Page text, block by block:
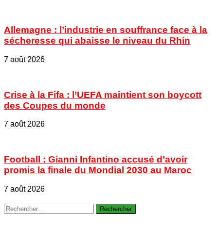
Allemagne : l’industrie en souffrance face à la
sécheresse qui abaisse le niveau du Rhin
7 août 2026
Crise à la Fifa : l’UEFA maintient son boycott
des Coupes du monde
7 août 2026
Football : Gianni Infantino accusé d’avoir
promis la finale du Mondial 2030 au Maroc
7 août 2026
Rechercher :